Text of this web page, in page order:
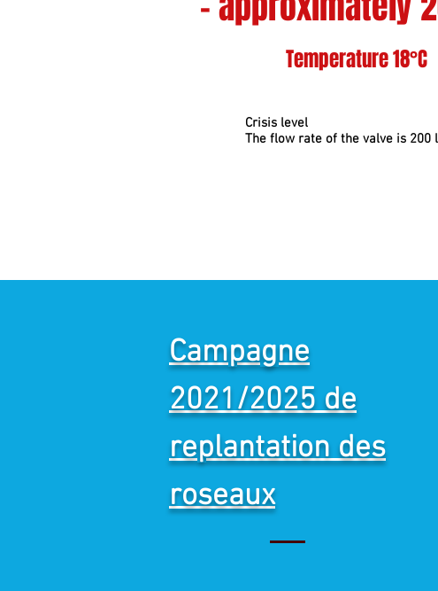
Temperature 18°C
Crisis level
The flow rate of the valve is 200
Campagne
2021/2025 de
replantation des
roseaux